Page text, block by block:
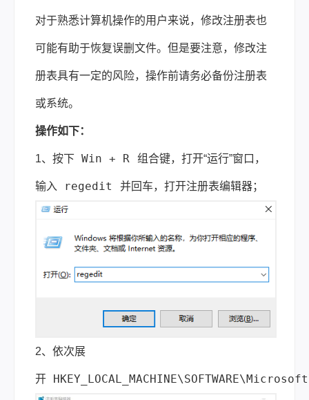
对于熟悉计算机操作的用户来说，修改注册表也
可能有助于恢复误删文件。但是要注意，修改注
册表具有一定的风险，操作前请务必备份注册表
或系统。
操作如下：
1、按下 Win + R 组合键，打开“运行”窗口，
输入 regedit 并回车，打开注册表编辑器；
2、依次展
开